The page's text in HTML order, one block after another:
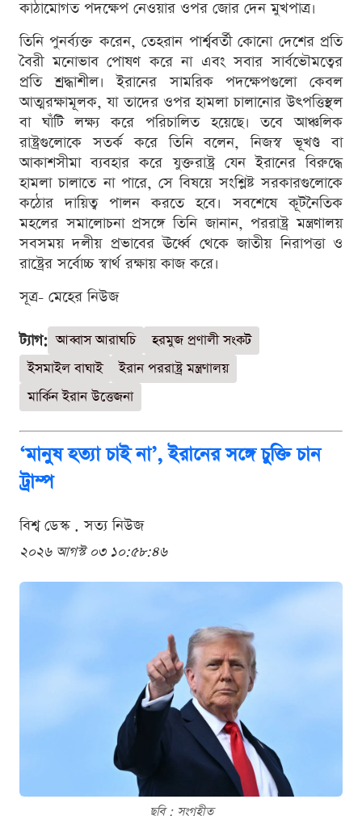
কাঠামোগত পদক্ষেপ নেওয়ার ওপর জোর দেন মুখপাত্র।
তিনি পুনর্ব্যক্ত করেন, তেহরান পার্শ্ববর্তী কোনো দেশের প্রতি
বৈরী মনোভাব পোষণ করে না এবং সবার সার্বভৌমত্বের
প্রতি শ্রদ্ধাশীল। ইরানের সামরিক পদক্ষেপগুলো কেবল
আত্মরক্ষামূলক, যা তাদের ওপর হামলা চালানোর উৎপত্তিস্থল
বা ঘাঁটি লক্ষ্য করে পরিচালিত হয়েছে। তবে আঞ্চলিক
রাষ্ট্রগুলোকে সতর্ক করে তিনি বলেন, নিজস্ব ভূখণ্ড বা
আকাশসীমা ব্যবহার করে যুক্তরাষ্ট্র যেন ইরানের বিরুদ্ধে
হামলা চালাতে না পারে, সে বিষয়ে সংশ্লিষ্ট সরকারগুলোকে
কঠোর দায়িত্ব পালন করতে হবে। সবশেষে কূটনৈতিক
মহলের সমালোচনা প্রসঙ্গে তিনি জানান, পররাষ্ট্র মন্ত্রণালয়
সবসময় দলীয় প্রভাবের ঊর্ধ্বে থেকে জাতীয় নিরাপত্তা ও
রাষ্ট্রের সর্বোচ্চ স্বার্থ রক্ষায় কাজ করে।
সূত্র- মেহের নিউজ
ট্যাগ: আব্বাস আরাঘচি
হরমুজ প্রণালী সংকট
ইসমাইল বাঘাই
ইরান পররাষ্ট্র মন্ত্রণালয়
মার্কিন ইরান উত্তেজনা
‘মানুষ হত্যা চাই না’, ইরানের সঙ্গে চুক্তি চান
ট্রাম্প
বিশ্ব ডেস্ক . সত্য নিউজ
২০২৬ আগস্ট ০৩ ১০:৫৮:৪৬
ছবি : সংগৃহীত